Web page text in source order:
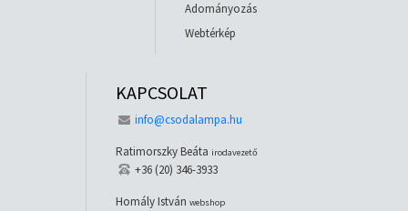
Adományozás
Webtérkép
KAPCSOLAT
info@csodalampa.hu
Ratimorszky Beáta irodavezető
+36 (20) 346-3933
Homály István webshop